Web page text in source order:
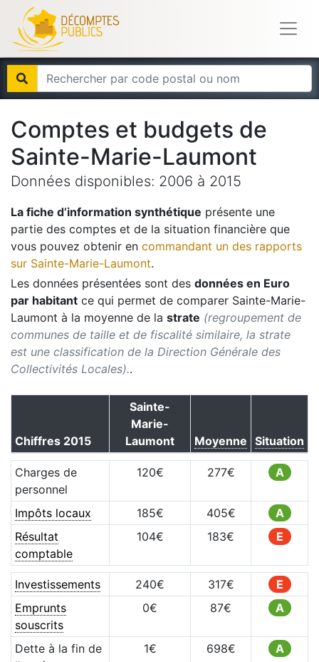
Comptes et budgets de
Sainte-Marie-Laumont
Données disponibles: 2006 à 2015
La fiche d’information synthétique présente une
partie des comptes et de la situation financière que
vous pouvez obtenir en commandant un des rapports
sur Sainte-Marie-Laumont.
Les données présentées sont des données en Euro
par habitant ce qui permet de comparer Sainte-Marie-
Laumont à la moyenne de la strate (regroupement de
communes de taille et de fiscalité similaire, la strate
est une classification de la Direction Générale des
Collectivités Locales)..
Chiffres 2015
Sainte-
Marie-
Laumont
Moyenne Situation
Charges de
personnel
120€ 277€ A
Impôts locaux 185€ 405€
A
Résultat
comptable
104€ 183€ E
Investissements 240€ 317€
E
Emprunts
souscrits
0€ 87€ A
Dette à la fin de
1€ 698€ A